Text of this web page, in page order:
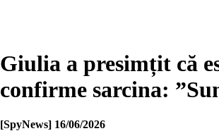
Giulia a presimțit că
confirme sarcina:
[SpyNews] 16/06/2026